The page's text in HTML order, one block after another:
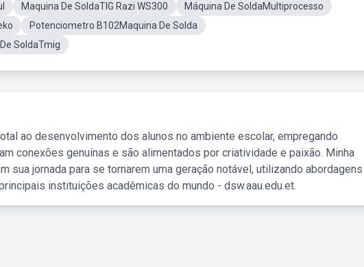
Maquina De SoldaTIG Razi WS300
Máquina De SoldaMultiprocesso
Potenciometro B102Maquina De Solda
SoldaTmig
ao desenvolvimento dos alunos no ambiente escolar, empregando
conexões genuínas e são alimentados por criatividade e paixão. Minha
sua jornada para se tornarem uma geração notável, utilizando abordagens
instituições acadêmicas do mundo - dsw.aau.edu.et.